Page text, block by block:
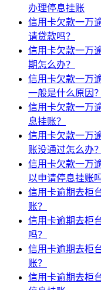
办理停息挂账
信用卡欠款一万
请贷款吗？
信用卡欠款一万
期怎么办？
信用卡欠款一万
一般是什么原因？
信用卡欠款一万
息挂账？
信用卡欠款一万
账没通过怎么办？
信用卡欠款一万
以申请停息挂账吗
信用卡逾期去柜
账？
信用卡逾期去柜
吗？
信用卡逾期去柜
账？
信用卡逾期去柜